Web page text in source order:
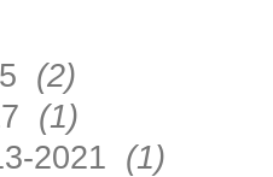
(2)
(1)
2021 (1)